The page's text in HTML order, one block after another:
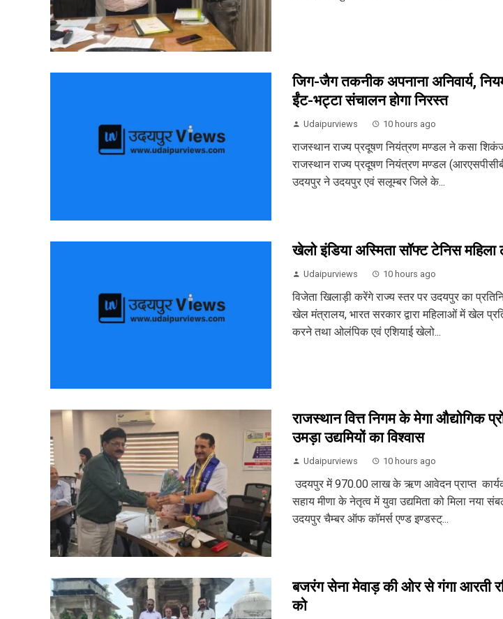
जिग-जैग तकनीक अपनाना अनिवार्य,
ईंट-भट्टा संचालन होगा निरस्त
Udaipurviews 10 hours ago
राजस्थान राज्य प्रदूषण नियंत्रण मण्डल ने कसा
राजस्थान राज्य प्रदूषण नियंत्रण मण्डल
उदयपुर ने उदयपुर एवं सलूम्बर जिले के...
खेलो इंडिया अस्मिता सॉफ्ट टेनिस
Udaipurviews 10 hours ago
विजेता खिलाड़ी करेंगे राज्य स्तर पर उदयपुर का
खेल मंत्रालय, भारत सरकार द्वारा महिलाओं में खेल
करने तथा ओलंपिक एवं एशियाई खेलो...
राजस्थान वित्त निगम के मेगा औद्योगिक
उमड़ा उद्यमियों का विश्वास
Udaipurviews 10 hours ago
उदयपुर में 970.00 लाख के ऋण आवेदन प्राप्त
सहाय मीणा के नेतृत्व में युवा उद्यमिता को मिला नया
उदयपुर चैम्बर ऑफ कॉमर्स एण्ड इण्डस्ट्...
बजरंग सेना मेवाड़ की ओर से गंगा आरती
को